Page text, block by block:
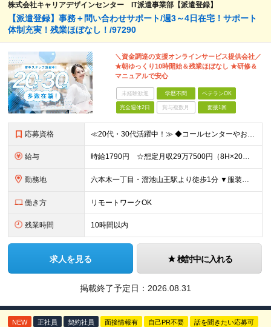
株式会社キャリアデザインセンター IT派遣事業部【派遣登録】
【派遣登録】事務＋問い合わせサポート/週3～4日在宅！サポート
体制充実！残業ほぼなし！/97290
＼資金調達の支援オンラインサービス提供会社／
★朝ゆっくり10時開始＆残業ほぼなし ★研修＆
マニュアルで安心
未経験歓迎 学歴不問 ベテランOK
完全週休2日 賞与複数月 面接1回
応募資格 ≪20代・30代活躍中！≫ ◆コールセンターやお客様サポートなど、お客様と接する経験がある方 ※ブランクがある方やこれまでのご経験に自信がない方も、まずはお気軽にご応募ください！ ※ご経歴をなるべく
給与 時給1790円 ☆想定月収29万7500円（8H×20日＋残業5H） ※交通費全額支給 ※在宅日数に応じて、在宅勤務手当あり
勤務地 六本木一丁目・溜池山王駅より徒歩1分 ▼服装：私服（サンダル、デニムOK） ▼働き方：一部在宅（週3～4日） ※現在は週1日出社、週4日在宅勤務となります。 ※研修中から在宅の日については在宅での研
働き方 リモートワークOK
残業時間 10時間以内
求人を見る 検討中に入れる
掲載終了予定日： 2026.08.31
NEW 正社員 契約社員 面接情報有 自己PR不要 話を聞きたい応募可